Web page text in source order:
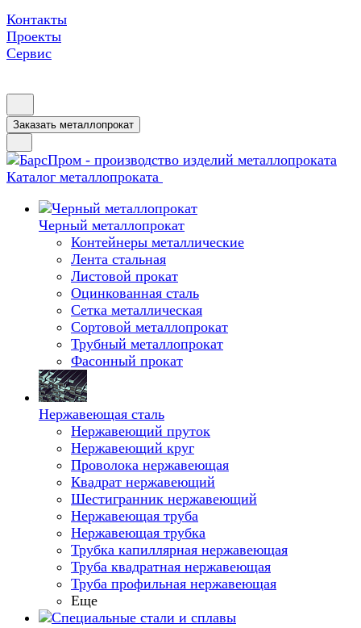
Контакты
Проекты
Сервис
Заказать металлопрокат
Каталог металлопроката
Черный металлопрокат
Контейнеры металлические
Лента стальная
Листовой прокат
Оцинкованная сталь
Сетка металлическая
Сортовой металлопрокат
Трубный металлопрокат
Фасонный прокат
Нержавеющая сталь
Нержавеющий пруток
Нержавеющий круг
Проволока нержавеющая
Квадрат нержавеющий
Шестигранник нержавеющий
Нержавеющая труба
Нержавеющая трубка
Трубка капиллярная нержавеющая
Труба квадратная нержавеющая
Труба профильная нержавеющая
Еще